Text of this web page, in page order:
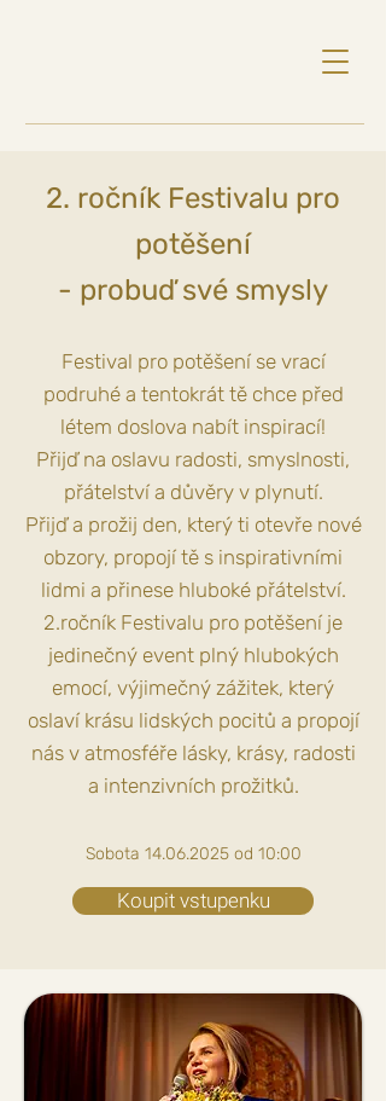
2. ročník Festivalu pro
potěšení
- probuď své smysly
Festival pro potěšení se vrací
podruhé a tentokrát tě chce před
létem doslova nabít inspirací!
Přijď na oslavu radosti, smyslnosti,
přátelství a důvěry v plynutí.
Přijď a prožij den, který ti otevře nové
obzory, propojí tě s inspirativními
lidmi a přinese hluboké přátelství.
2.ročník Festivalu pro potěšení je
jedinečný event plný hlubokých
emocí, výjimečný zážitek, který
oslaví krásu lidských pocitů a propojí
nás v atmosféře lásky, krásy, radosti
a intenzivních prožitků.
Sobota 14.06.2025od 10:00
Koupit vstupenku